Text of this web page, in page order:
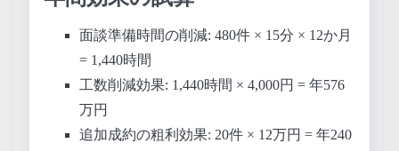
面談準備時間の削減: 480件 × 15分 × 12か月
= 1,440時間
工数削減効果: 1,440時間 × 4,000円 = 年576
万円
追加成約の粗利効果: 20件 × 12万円 = 年240